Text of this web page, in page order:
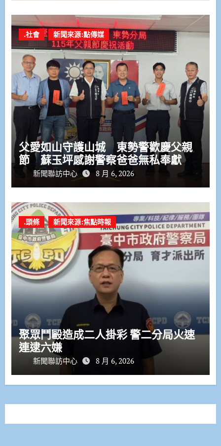
.社會 新聞來源:點傳媒
父愛如山守護山城 東勢警歡慶父親
節 蘇玉坪感謝警察爸爸無私奉獻
新聞聯訪中心 8 月 6, 2026
.頭條 新聞來源:焦點時報
聚眾鬥毆造成二人掛彩 警二分局火速
連逮六嫌
新聞聯訪中心 8 月 6, 2026